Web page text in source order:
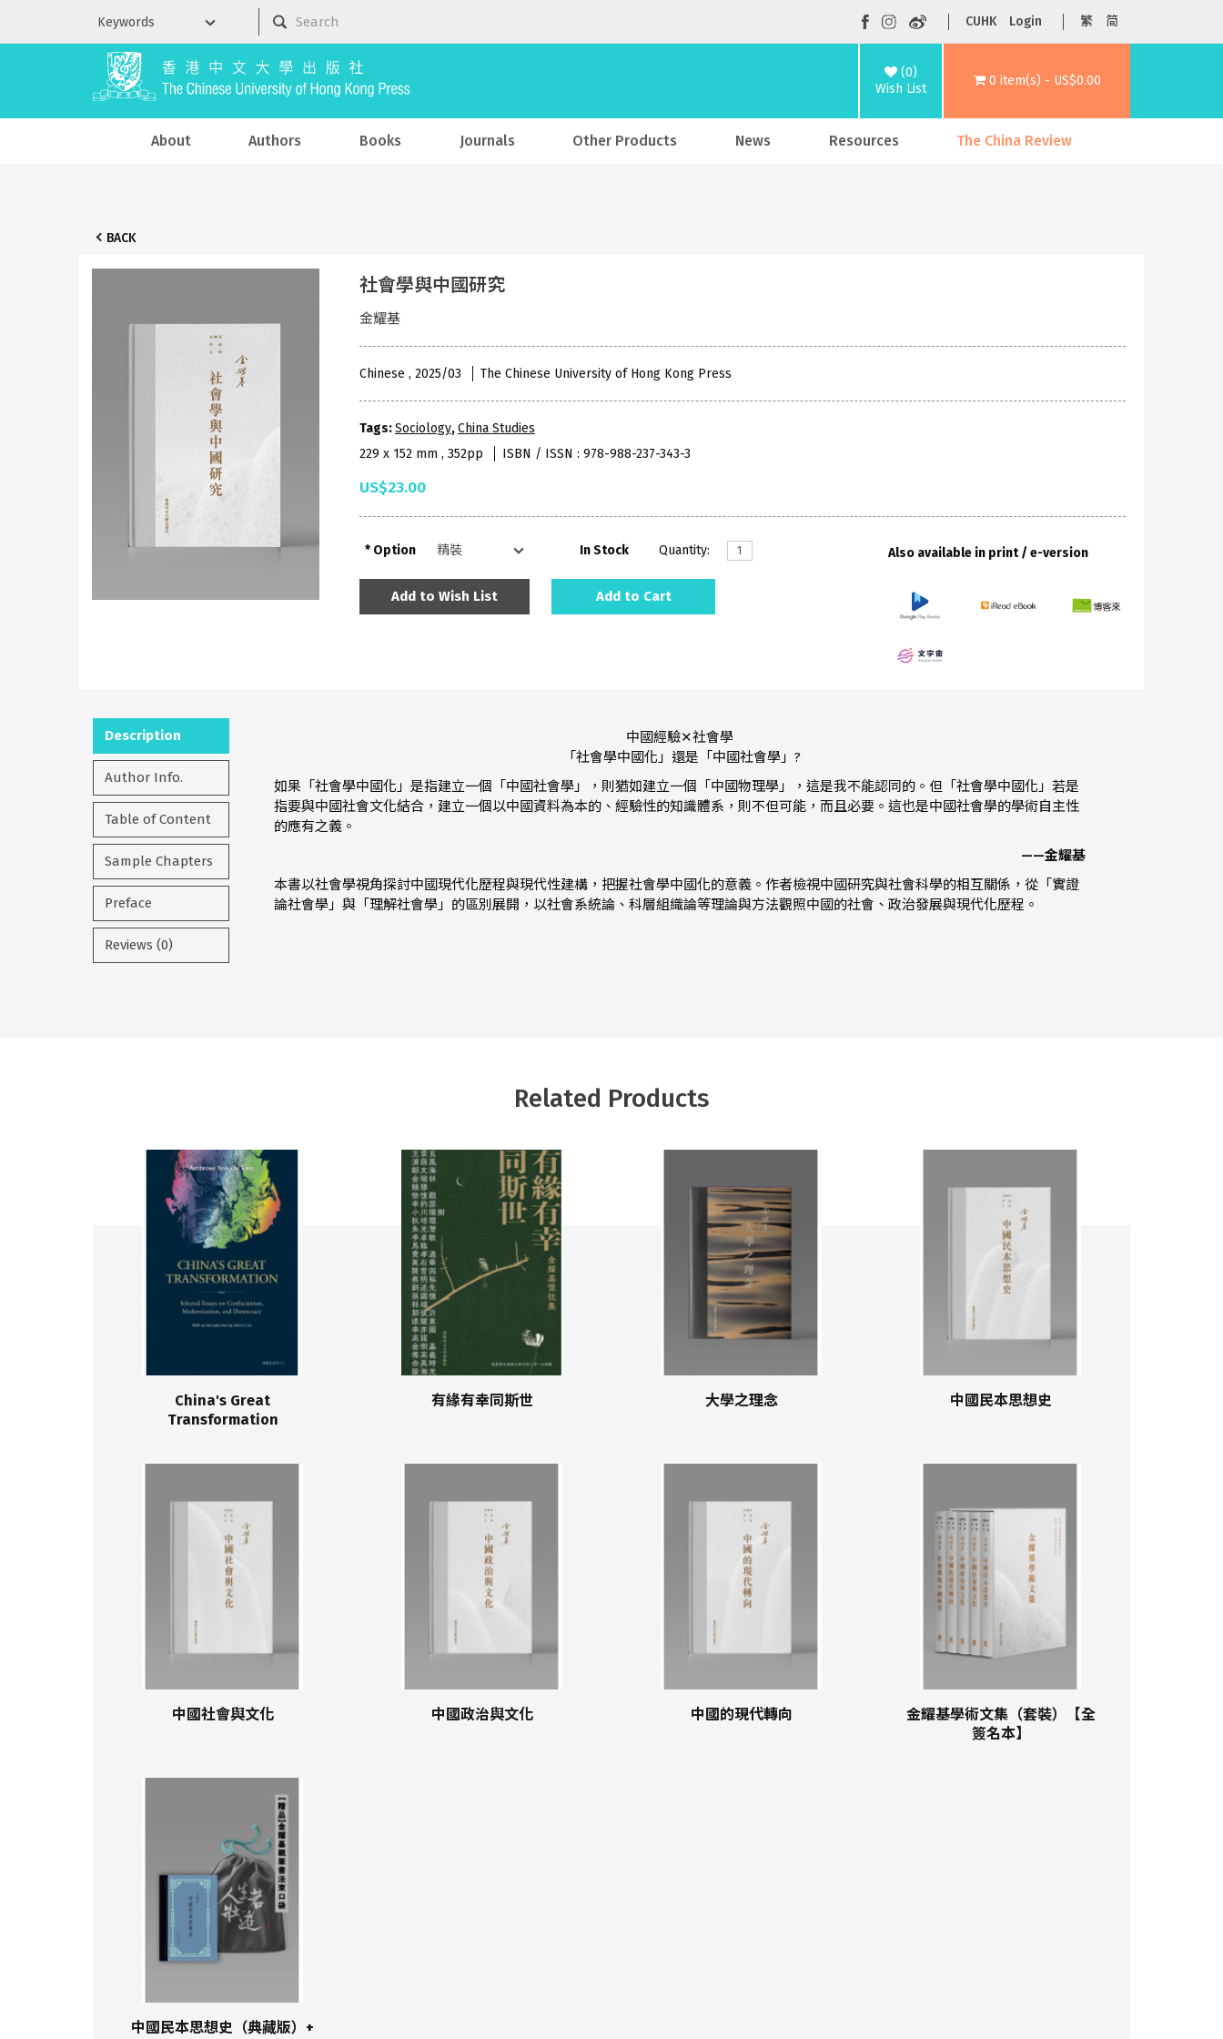
CUHK Login 繁 简
(0)
Wish List
0 item(s) - US$0.00
About Authors Books Journals Other Products News Resources The China Review
BACK
社會學與中國研究
金耀基
Chinese , 2025/03 The Chinese University of Hong Kong Press
Tags:Sociology,China Studies
229 x 152 mm , 352pp
ISBN / ISSN : 978-988-237-343-3
US$23.00
Option In Stock Quantity:
Add to Wish List Add to Cart
Also available in print / e-version
Description
Author Info.
Table of Content
Sample Chapters
Preface
Reviews (0)
中國經驗✕社會學
「社會學中國化」還是「中國社會學」?
如果「社會學中國化」是指建立一個「中國社會學」，則猶如建立一個「中國物理學」，這是我不能認同的。但「社會學中國化」若是
指要與中國社會文化結合，建立一個以中國資料為本的、經驗性的知識體系，則不但可能，而且必要。這也是中國社會學的學術自主性
的應有之義。
——金耀基
本書以社會學視角探討中國現代化歷程與現代性建構，把握社會學中國化的意義。作者檢視中國研究與社會科學的相互關係，從「實證
論社會學」與「理解社會學」的區別展開，以社會系統論、科層組織論等理論與方法觀照中國的社會、政治發展與現代化歷程。
Related Products
China's Great
Transformation
有緣有幸同斯世 大學之理念 中國民本思想史
中國社會與文化 中國政治與文化 中國的現代轉向
金耀基學術文集（套裝）【全
簽名本】
中國民本思想史（典藏版）+